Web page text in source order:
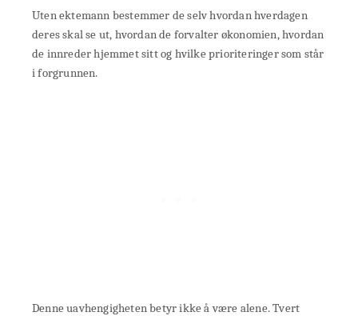
Uten ektemann bestemmer de selv hvordan hverdagen
deres skal se ut, hvordan de forvalter økonomien, hvordan
de innreder hjemmet sitt og hvilke prioriteringer som står
i forgrunnen.
Denne uavhengigheten betyr ikke å være alene. Tvert